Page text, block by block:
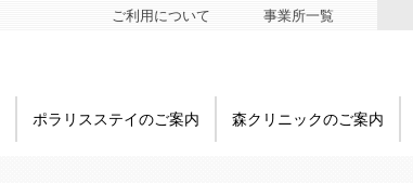
ご利用について 事業所一覧
ポラリスステイのご案内 森クリニックのご案内